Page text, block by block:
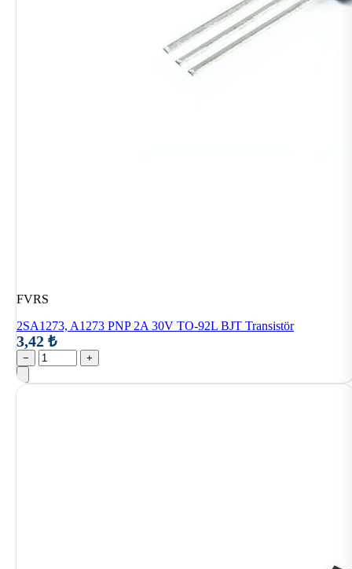
FVRS
2SA1273, A1273 PNP 2A 30V TO-92L BJT Transistör
3,42 ₺
− +